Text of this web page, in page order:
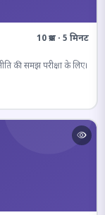
10 प्रश्न · 5 मिनट
की समझ परीक्षा के लिए।